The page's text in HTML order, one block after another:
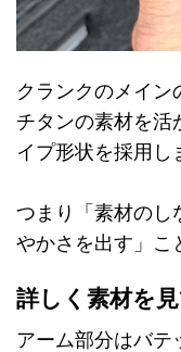
クランクのメイン
チタンの素材を活
イプ形状を採用し
つまり「素材のし
やかさを出す」こ
詳しく素材を
アーム部分はバテ